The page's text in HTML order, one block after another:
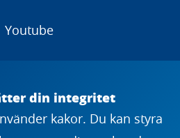
Youtube
din integritet
kakor. Du kan styra